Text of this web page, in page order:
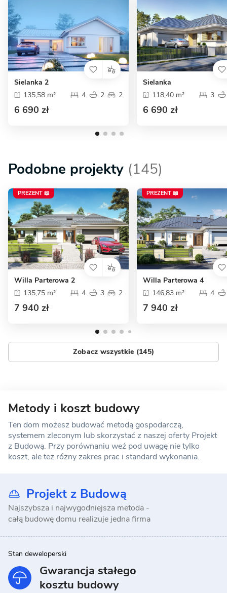
Sielanka 2
135,58 m²
4 2 2
6 690 zł
Sielanka
118,40 m²
3
6 690 zł
Podobne projekty (145)
PREZENT 📖
Willa Parterowa 2
135,75 m²
4 3 2
7 940 zł
PREZENT 📖
Willa Parterowa 4
146,83 m²
4
7 940 zł
Zobacz wszystkie (145)
Metody i koszt budowy
Ten dom możesz budować metodą gospodarczą,
systemem zleconym lub skorzystać z naszej oferty Projekt
z Budową. Przy porównaniu weź pod uwagę nie tylko
koszt, ale też różny zakres prac i standard wykonania.
Projekt z Budową
Najszybsza i najwygodniejsza metoda -
całą budowę domu realizuje jedna firma
Stan deweloperski
Gwarancja stałego
kosztu budowy